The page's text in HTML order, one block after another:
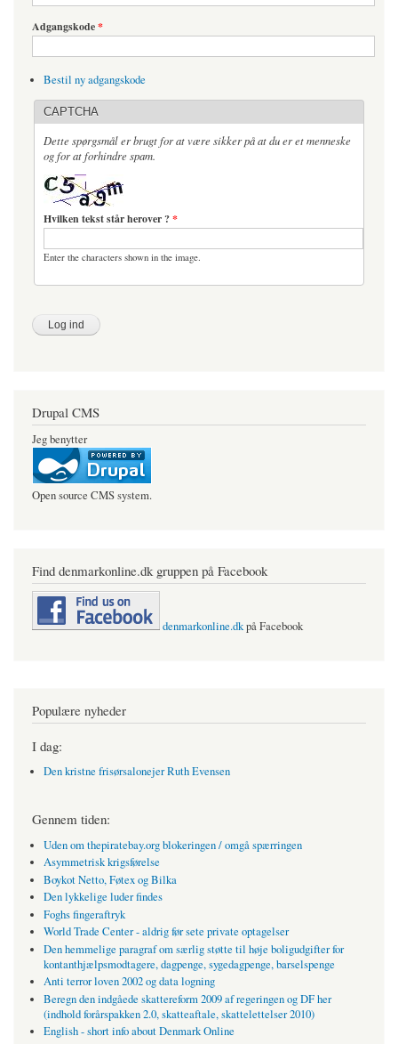
Adgangskode*
Bestil ny adgangskode
CAPTCHA
Dette spørgsmål er brugt for at være sikker på at du er et menneske
og for at forhindre spam.
Hvilken tekst står herover ?*
Enter the characters shown in the image.
Drupal CMS
Jeg benytter
Open source CMS system.
Find denmarkonline.dk gruppen på Facebook
denmarkonline.dkpå Facebook
Populære nyheder
I dag:
Den kristne frisørsalonejer Ruth Evensen
Gennem tiden:
Uden om thepiratebay.org blokeringen / omgå spærringen
Asymmetrisk krigsførelse
Boykot Netto, Føtex og Bilka
Den lykkelige luder findes
Foghs fingeraftryk
World Trade Center - aldrig før sete private optagelser
Den hemmelige paragraf om særlig støtte til høje boligudgifter for
kontanthjælpsmodtagere, dagpenge, sygedagpenge, barselspenge
Anti terror loven 2002 og data logning
Beregn den indgåede skattereform 2009 af regeringen og DF her
(indhold forårspakken 2.0, skatteaftale, skattelettelser 2010)
English - short info about Denmark Online